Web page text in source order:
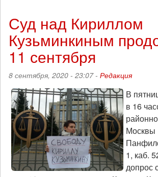
над
Кириллом
Кузьминкиным
-
24
сентября
Суд над Кириллом
Кузьминкиным
11 сентября
8 сентября, 2020 - 23:07 - Редакция
В
в 16
Москвы
1, каб.
допрос